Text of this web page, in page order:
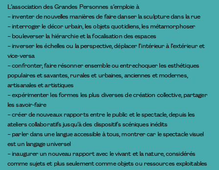
L’association des Grandes Personnes s’emploie à
– inventer de nouvelles manières de faire danser la sculpture dans la rue
– interroger le décor urbain, les objets quotidiens, les métamorphoser
– bouleverser la hiérarchie et la focalisation des espaces
– inverser les échelles ou la perspective, déplacer l’intérieur à l’extérieur et
vice-versa
– confronter, faire résonner ensemble ou entrechoquer les esthétiques
populaires et savantes, rurales et urbaines, anciennes et modernes,
artisanales et artistiques
– expérimenter les formes les plus diverses de création collective, partager
les savoir-faire
– créer de nouveaux rapports entre le public et le spectacle, depuis les
ateliers collaboratifs jusqu’à des dispositifs scéniques inédits
– parler dans une langue accessible à tous, montrer car le spectacle visuel
est un langage universel
– inaugurer un nouveau rapport avec le vivant et la nature, considérés
comme sujets et plus seulement comme objets ou ressources exploitables